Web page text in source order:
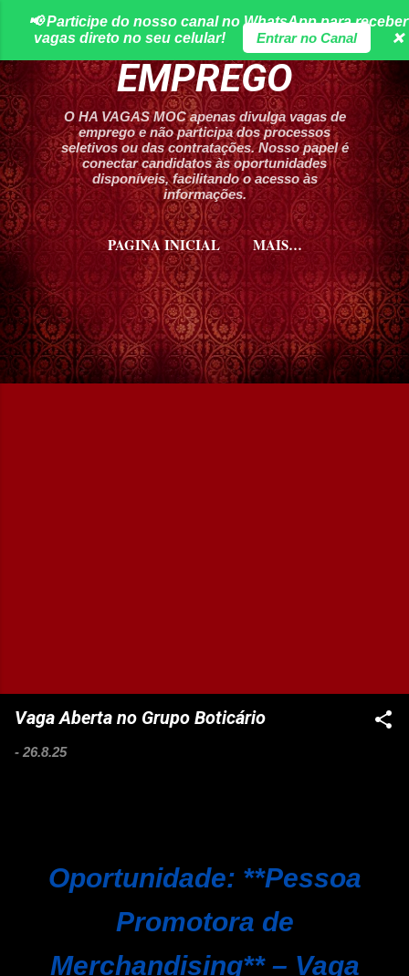
Pular para o conteúdo principal
HA VAGAS DE
EMPREGO
O HA VAGAS MOC apenas divulga vagas de
emprego e não participa dos processos
seletivos ou das contratações. Nosso papel é
conectar candidatos às oportunidades
disponíveis, facilitando o acesso às
informações.
📢 Participe do nosso canal no WhatsApp para receber
vagas direto no seu celular!
Entrar no Canal ❌
PAGINA INICIAL
MAIS…
CURSOS HA VAGAS MOC
Vaga Aberta no Grupo Boticário
- 26.8.25
Oportunidade: **Pessoa
Promotora de
Merchandising** – Vaga